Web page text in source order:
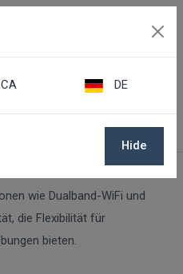
wie Dualband-WiFi und
die Flexibilität für
bieten.
CA DE
Hide